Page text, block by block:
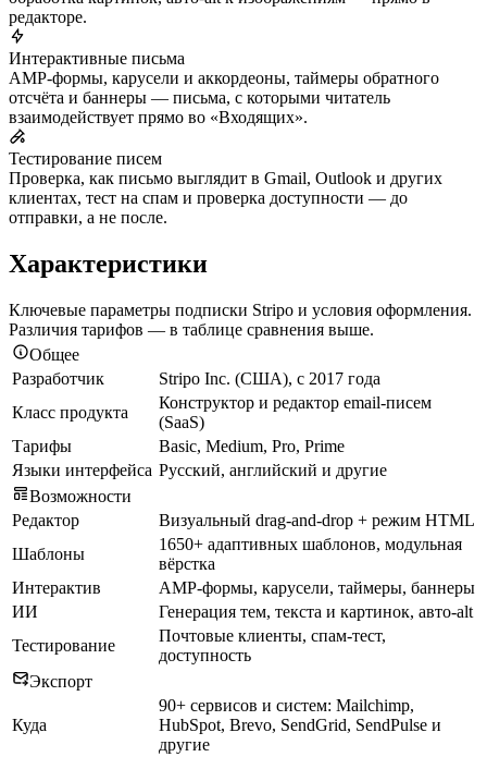
редакторе.
Интерактивные письма
AMP-формы, карусели и аккордеоны, таймеры обратного
отсчёта и баннеры — письма, с которыми читатель
взаимодействует прямо во «Входящих».
Тестирование писем
Проверка, как письмо выглядит в Gmail, Outlook и других
клиентах, тест на спам и проверка доступности — до
отправки, а не после.
Характеристики
Ключевые параметры подписки Stripo и условия оформления.
Различия тарифов — в таблице сравнения выше.
Общее
Разработчик
Stripo Inc. (США), с 2017 года
Класс продукта
Конструктор и редактор email-писем
(SaaS)
Тарифы
Basic, Medium, Pro, Prime
Языки интерфейса Русский, английский и другие
Возможности
Редактор
Визуальный drag-and-drop + режим HTML
Шаблоны
1650+ адаптивных шаблонов, модульная
вёрстка
Интерактив
AMP-формы, карусели, таймеры, баннеры
ИИ
Генерация тем, текста и картинок, авто-alt
Тестирование
Почтовые клиенты, спам-тест,
доступность
Экспорт
Куда
90+ сервисов и систем: Mailchimp,
HubSpot, Brevo, SendGrid, SendPulse и
другие